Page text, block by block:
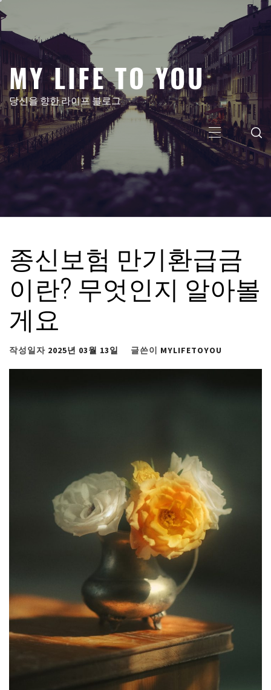
텐
건
뛰
기
MY LIFE TO YOU
당신을 향한 라이프 블로그
주
메
뉴
종신보험 만기환급금
이란? 무엇인지 알아볼
게요
작성일자 2025년 03월 13일 글쓴이 MYLIFETOYOU